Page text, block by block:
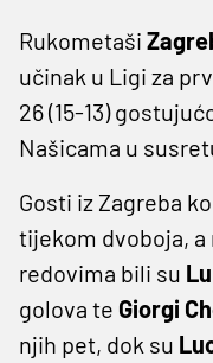
Rukometaši
učinak u Ligi za
26 (15-13)
Našicama u
Gosti iz Zagreba
tijekom dvoboja,
redovima bili su
golova te Giorgi
njih pet, dok su